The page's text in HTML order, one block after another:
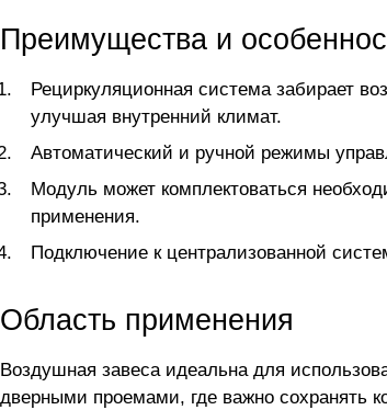
Преимущества и
Рециркуляционная система забирает
улучшая внутренний климат.
Автоматический и ручной режимы
Модуль может комплектоваться
применения.
Подключение к централизованной
Область применения
Воздушная завеса идеальна для
дверными проемами, где важно сохранять